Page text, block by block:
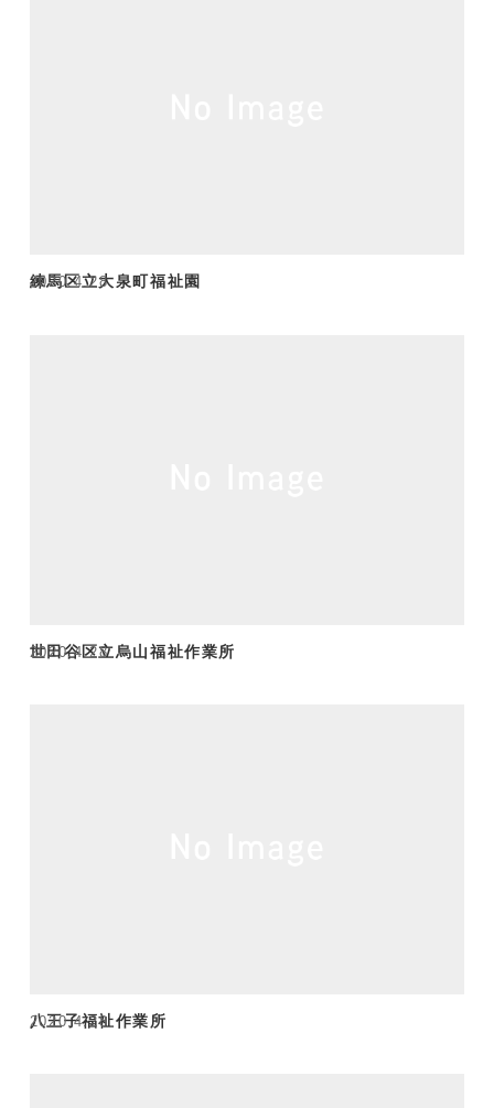
2020.4.28
練馬区立大泉町福祉園
2020.4.28
世田谷区立烏山福祉作業所
2020.4.28
八王子福祉作業所